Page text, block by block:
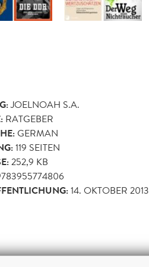
JOELNOAH S.A.
RATGEBER
GERMAN
119 SEITEN
252,9 KB
14. OKTOBER 2013